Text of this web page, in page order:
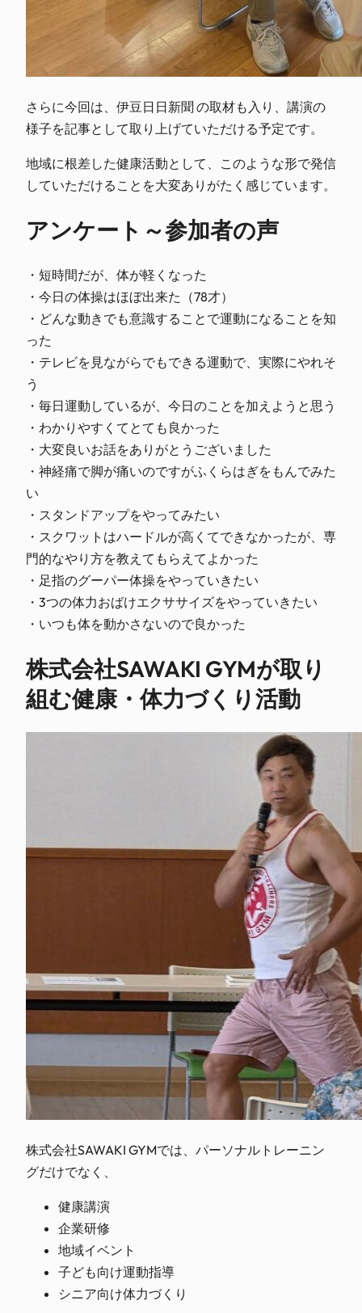
さらに今回は、 伊豆日日新聞 の取材も入り、講演の
様子を記事として取り上げていただける予定です。
地域に根差した健康活動として、このような形で発信
していただけることを大変ありがたく感じています。
アンケート～参加者の声
・短時間だが、体が軽くなった
・今日の体操はほぼ出来た（78才）
・どんな動きでも意識することで運動になることを知
った
・テレビを見ながらでもできる運動で、実際にやれそ
う
・毎日運動しているが、今日のことを加えようと思う
・わかりやすくてとても良かった
・大変良いお話をありがとうございました
・神経痛で脚が痛いのですがふくらはぎをもんでみた
い
・スタンドアップをやってみたい
・スクワットはハードルが高くてできなかったが、専
門的なやり方を教えてもらえてよかった
・足指のグーパー体操をやっていきたい
・3つの体力おばけエクササイズをやっていきたい
・いつも体を動かさないので良かった
株式会社SAWAKI GYMが取り
組む健康・体力づくり活動
株式会社SAWAKI GYMでは、パーソナルトレーニン
グだけでなく、
健康講演
企業研修
地域イベント
子ども向け運動指導
シニア向け体力づくり